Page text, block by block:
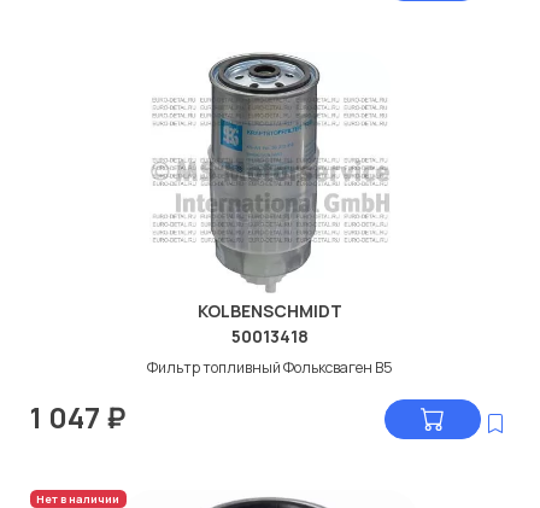
KOLBENSCHMIDT
50013418
Фильтр топливный Фольксваген В5
1 047 ₽
Нет в наличии